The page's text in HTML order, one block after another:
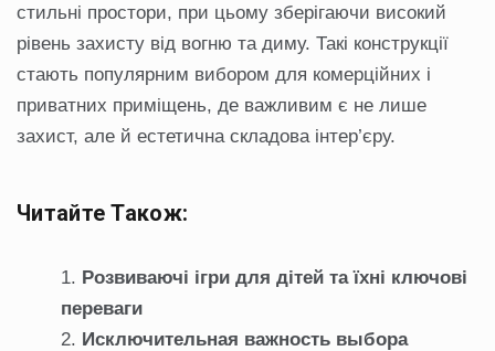
стильні простори, при цьому зберігаючи високий
рівень захисту від вогню та диму. Такі конструкції
стають популярним вибором для комерційних і
приватних приміщень, де важливим є не лише
захист, але й естетична складова інтер’єру.
Читайте Також:
Розвиваючі ігри для дітей та їхні ключові
переваги
Исключительная важность выбора